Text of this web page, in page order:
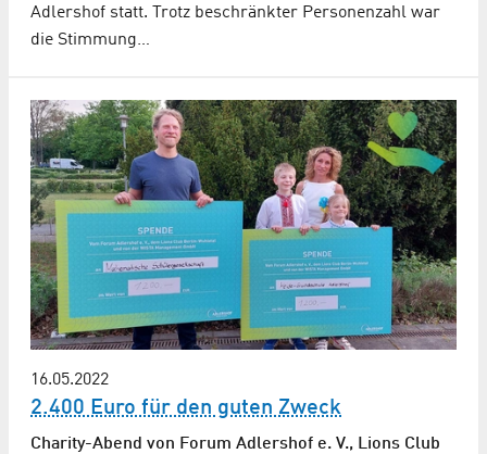
Adlershof statt. Trotz beschränkter Personenzahl war
die Stimmung…
16.05.2022
2.400 Euro für den guten Zweck
Charity-Abend von Forum Adlershof e. V., Lions Club